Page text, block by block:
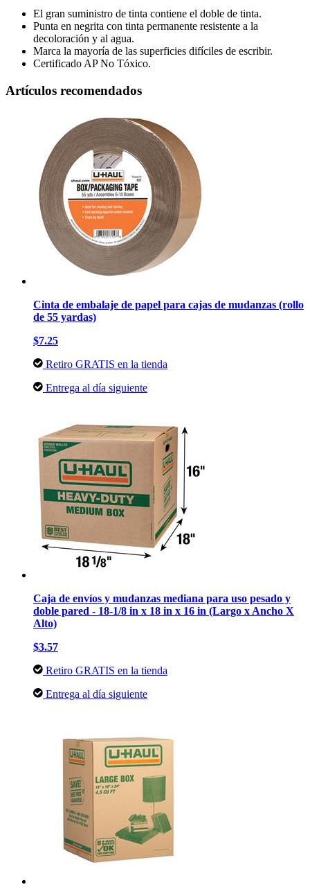
El gran suministro de tinta contiene el doble de tinta.
Punta en negrita con tinta permanente resistente a la
decoloración y al agua.
Marca la mayoría de las superficies difíciles de escribir.
Certificado AP No Tóxico.
Artículos recomendados
Cinta de embalaje de papel para cajas de mudanzas (rollo
de 55 yardas)
$7.25
Retiro GRATIS en la tienda
Entrega al día siguiente
Caja de envíos y mudanzas mediana para uso pesado y
doble pared - 18-1/8 in x 18 in x 16 in (Largo x Ancho X
Alto)
$3.57
Retiro GRATIS en la tienda
Entrega al día siguiente